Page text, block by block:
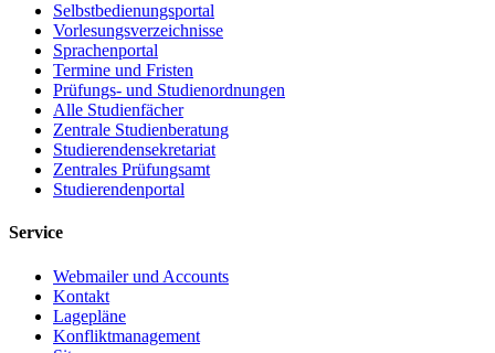
Selbstbedienungsportal
Vorlesungsverzeichnisse
Sprachenportal
Termine und Fristen
Prüfungs- und Studienordnungen
Alle Studienfächer
Zentrale Studienberatung
Studierendensekretariat
Zentrales Prüfungsamt
Studierendenportal
Service
Webmailer und Accounts
Kontakt
Lagepläne
Konfliktmanagement